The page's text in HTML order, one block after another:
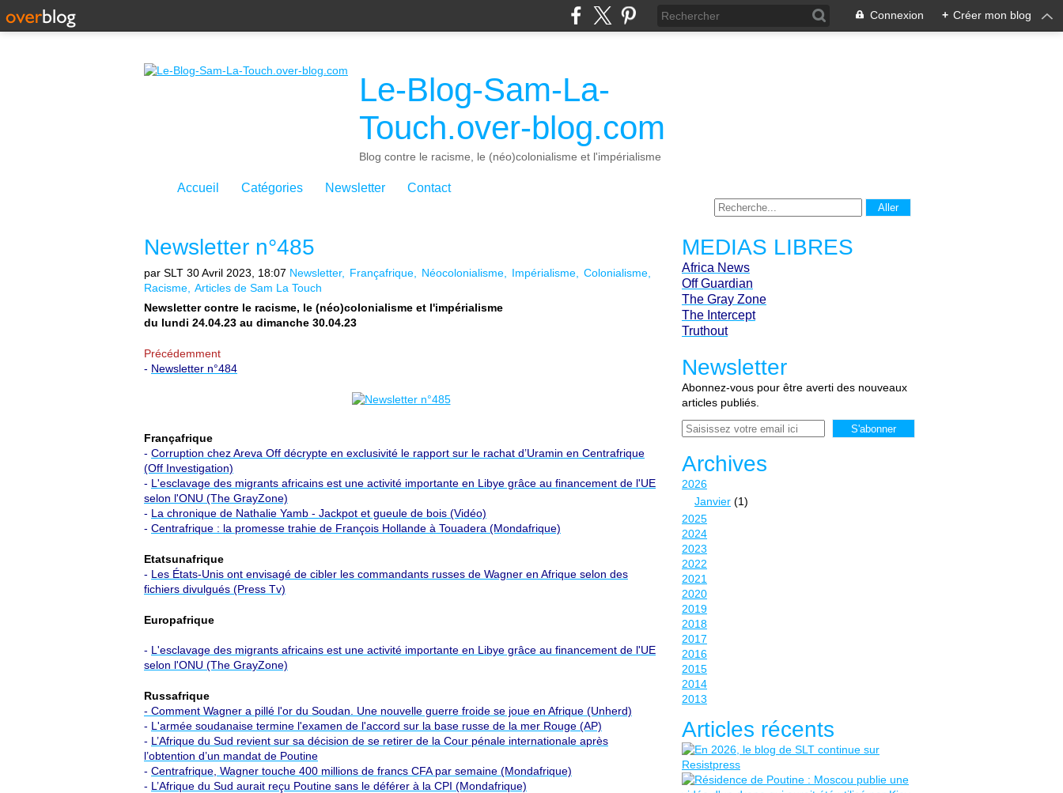
Connexion + Créer mon blog
Le-Blog-Sam-La-
Touch.over-blog.com
Blog contre le racisme, le (néo)colonialisme et l'impérialisme
Accueil Catégories Newsletter Contact
Newsletter n°485
par SLT 30 Avril 2023, 18:07 Newsletter Françafrique Néocolonialisme Impérialisme
Colonialisme
Racisme Articles de Sam La Touch
Newsletter contre le racisme, le (néo)colonialisme et l'impérialisme
du lundi 24.04.23 au dimanche 30.04.23
Précédemment
- Newsletter n°484
Françafrique
- Corruption chez Areva Off décrypte en exclusivité le rapport sur le rachat d’Uramin en Centrafrique
(Off Investigation)
- L'esclavage des migrants africains est une activité importante en Libye grâce au financement de l'UE
selon l'ONU (The GrayZone)
- La chronique de Nathalie Yamb - Jackpot et gueule de bois (Vidéo)
- Centrafrique : la promesse trahie de François Hollande à Touadera (Mondafrique)
Etatsunafrique
- Les États-Unis ont envisagé de cibler les commandants russes de Wagner en Afrique selon des
fichiers divulgués (Press Tv)
Europafrique
- L'esclavage des migrants africains est une activité importante en Libye grâce au financement de l'UE
selon l'ONU (The GrayZone)
Russafrique
- Comment Wagner a pillé l'or du Soudan. Une nouvelle guerre froide se joue en Afrique (Unherd)
- L'armée soudanaise termine l'examen de l'accord sur la base russe de la mer Rouge (AP)
- L’Afrique du Sud revient sur sa décision de se retirer de la Cour pénale internationale après
l’obtention d’un mandat de Poutine
- Centrafrique, Wagner touche 400 millions de francs CFA par semaine (Mondafrique)
- L’Afrique du Sud aurait reçu Poutine sans le déférer à la CPI (Mondafrique)
MEDIAS LIBRES
Africa News
Off Guardian
The Gray Zone
The Intercept
Truthout
Newsletter
Abonnez-vous pour être averti des nouveaux
articles publiés.
Email
Archives
2026
Janvier (1)
2025
2024
2023
2022
2021
2020
2019
2018
2017
2016
2015
2014
2013
Articles récents